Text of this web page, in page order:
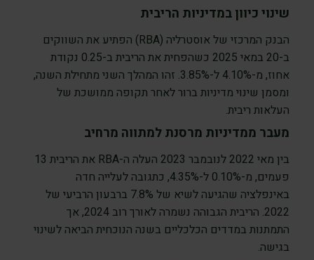
שינוי כיוון במדיניות הריבית
הבנק המרכזי של אוסטרליה (RBA) הפתיע את השווקים
ב-20 במאי 2025 כשהפחית את הריבית ב-0.25 נקודת
אחוז, מ-4.10% ל-3.85%. זהו המהלך השני מתחילת השנה,
ומסמן שינוי מדיניות ברור לאחר תקופה ממושכת של
העלאות ריבית.
מעבר ממדיניות מרסנת למתווה מרחיב
בין מאי 2022 לנובמבר 2023 העלה ה-RBA את הריבית 13
פעמים, מ-0.10% ל-4.35%, כתגובה לעלייה חדה
באינפלציה שהגיעה לשיא של 7.8% ברבעון הרביעי של
2022. הריבית הגבוהה נשמרה לאורך רוב 2024, אך
התמתנות במדדים הכלכליים בשנה הנוכחית הביאה לשינוי
בגישה.